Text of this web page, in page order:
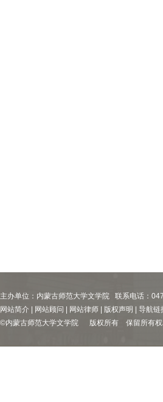
主办单位：内蒙古师范大学文学院 联系电话：
网站简介 | 网站顾问 | 网站律师 | 版权声明 | 导航
©内蒙古师范大学文学院 版权所有 保留所有权